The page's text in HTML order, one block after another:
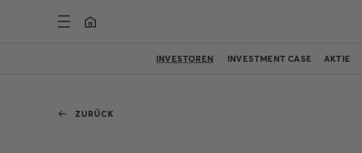
INVESTOREN INVESTMENT CASE AKTIE
ZURÜCK